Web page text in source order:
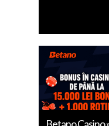
Betano Casino